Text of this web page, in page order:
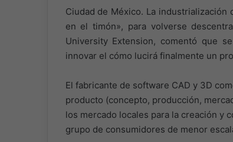
Ciudad de México. La
en el timón», para volverse
University Extension, comentó que
innovar el cómo lucirá finalmente un
El fabricante de software CAD y 3D
producto (concepto, producción,
los mercado locales para la creación y
grupo de consumidores de menor